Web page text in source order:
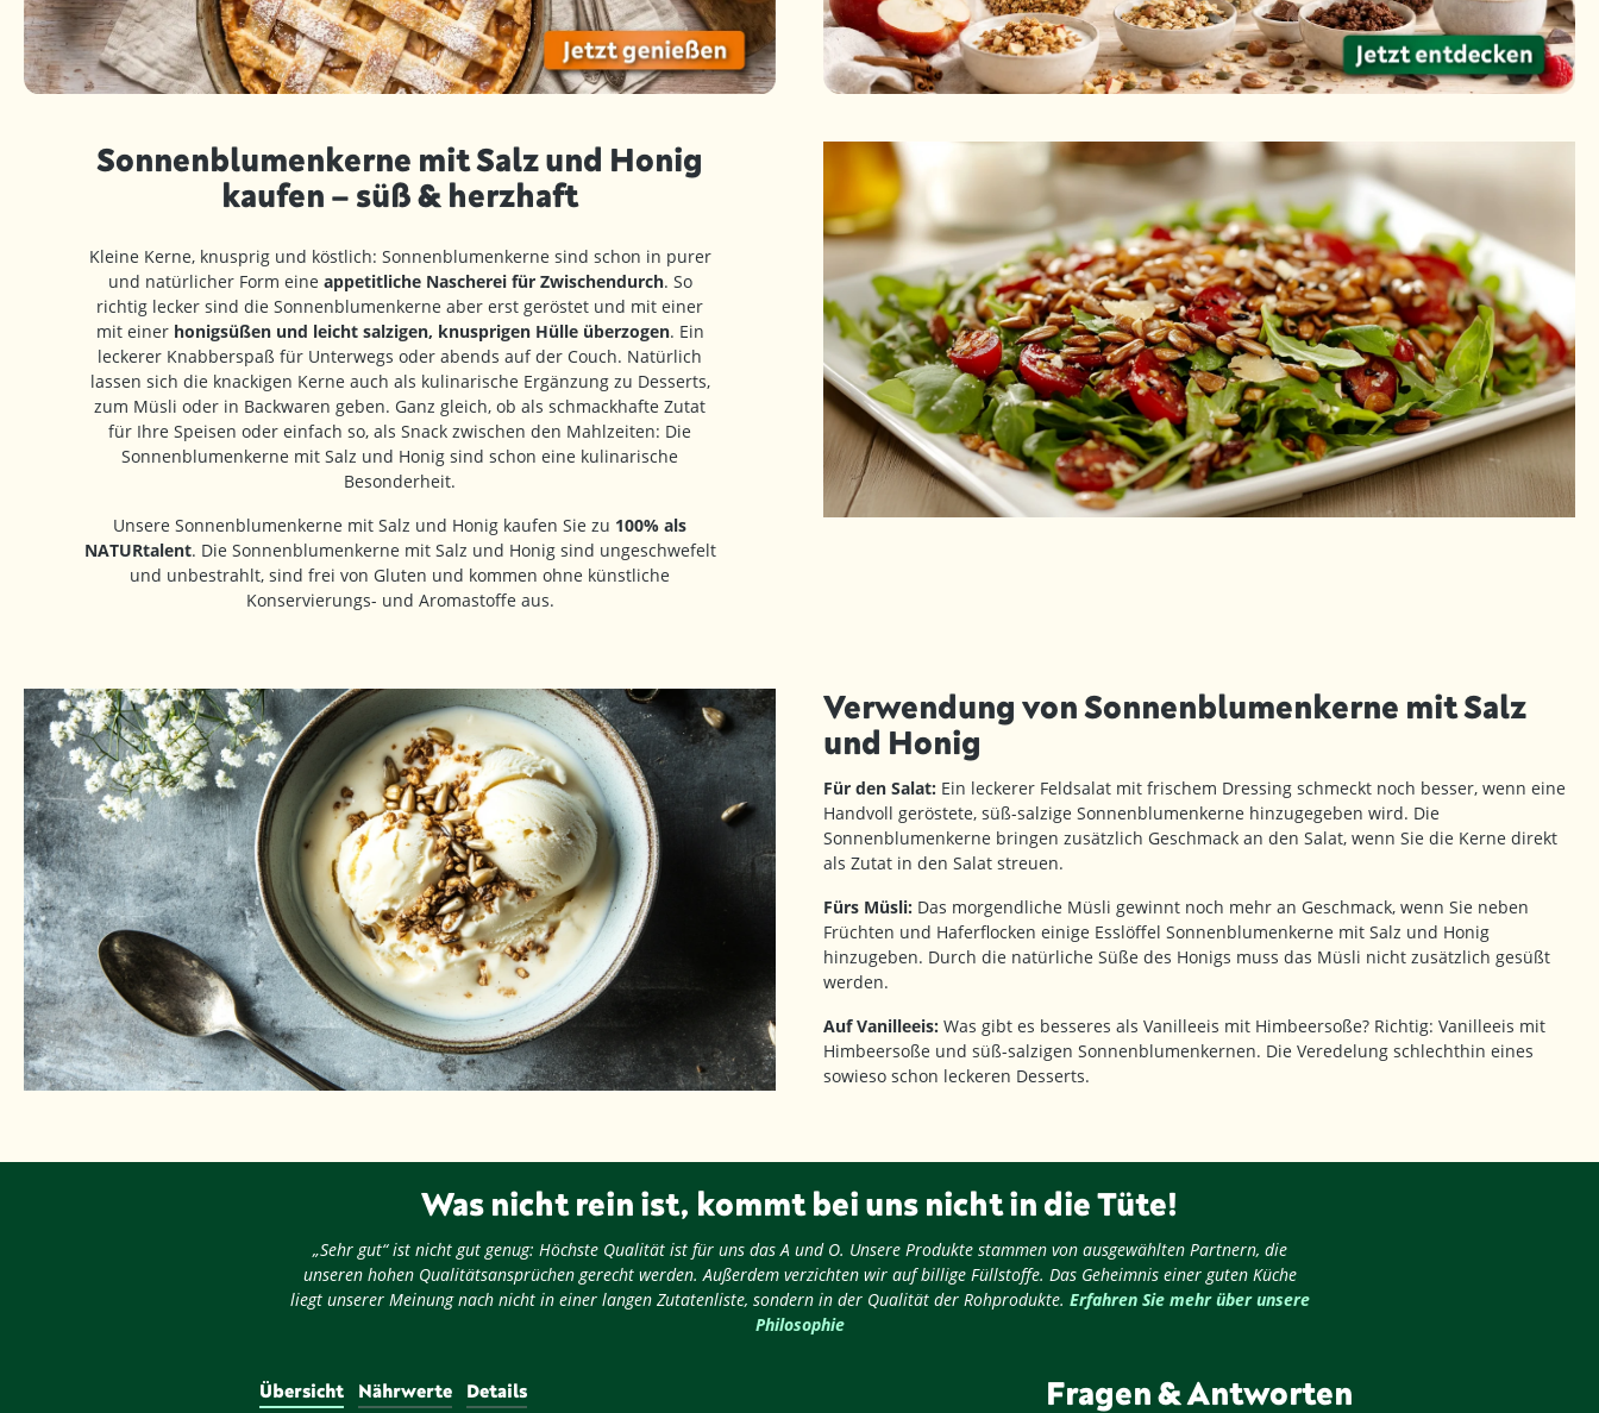
Sonnenblumenkerne mit Salz und Honig
kaufen – süß & herzhaft
Kleine Kerne, knusprig und köstlich: Sonnenblumenkerne sind schon in purer
und natürlicher Form eine appetitliche Nascherei für Zwischendurch. So
richtig lecker sind die Sonnenblumenkerne aber erst geröstet und mit einer
mit einer honigsüßen und leicht salzigen, knusprigen Hülle überzogen. Ein
leckerer Knabberspaß für Unterwegs oder abends auf der Couch. Natürlich
lassen sich die knackigen Kerne auch als kulinarische Ergänzung zu Desserts,
zum Müsli oder in Backwaren geben. Ganz gleich, ob als schmackhafte Zutat
für Ihre Speisen oder einfach so, als Snack zwischen den Mahlzeiten: Die
Sonnenblumenkerne mit Salz und Honig sind schon eine kulinarische
Besonderheit.
Unsere Sonnenblumenkerne mit Salz und Honig kaufen Sie zu 100% als
NATURtalent. Die Sonnenblumenkerne mit Salz und Honig sind ungeschwefelt
und unbestrahlt, sind frei von Gluten und kommen ohne künstliche
Konservierungs- und Aromastoffe aus.
Verwendung von Sonnenblumenkerne mit Salz
und Honig
Für den Salat: Ein leckerer Feldsalat mit frischem Dressing schmeckt noch besser, wenn eine
Handvoll geröstete, süß-salzige Sonnenblumenkerne hinzugegeben wird. Die
Sonnenblumenkerne bringen zusätzlich Geschmack an den Salat, wenn Sie die Kerne direkt
als Zutat in den Salat streuen.
Fürs Müsli: Das morgendliche Müsli gewinnt noch mehr an Geschmack, wenn Sie neben
Früchten und Haferflocken einige Esslöffel Sonnenblumenkerne mit Salz und Honig
hinzugeben. Durch die natürliche Süße des Honigs muss das Müsli nicht zusätzlich gesüßt
werden.
Auf Vanilleeis: Was gibt es besseres als Vanilleeis mit Himbeersoße? Richtig: Vanilleeis mit
Himbeersoße und süß-salzigen Sonnenblumenkernen. Die Veredelung schlechthin eines
sowieso schon leckeren Desserts.
Was nicht rein ist, kommt bei uns nicht in die Tüte!
„Sehr gut“ ist nicht gut genug: Höchste Qualität ist für uns das A und O. Unsere Produkte stammen von ausgewählten Partnern, die
unseren hohen Qualitätsansprüchen gerecht werden. Außerdem verzichten wir auf billige Füllstoffe. Das Geheimnis einer guten Küche
liegt unserer Meinung nach nicht in einer langen Zutatenliste, sondern in der Qualität der Rohprodukte. Erfahren Sie mehr über unsere
Philosophie
Übersicht Nährwerte Details Fragen & Antworten